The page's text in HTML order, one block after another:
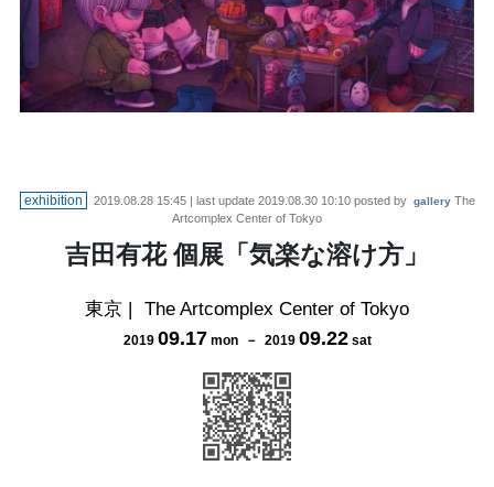
exhibition 2019.08.28 15:45| last update 2019.08.30 10:10posted by gallery The
Artcomplex Center of Tokyo
吉田有花 個展「気楽な溶け方」
東京 | The Artcomplex Center of Tokyo
2019 09.17 mon－ 2019 09.22 sat